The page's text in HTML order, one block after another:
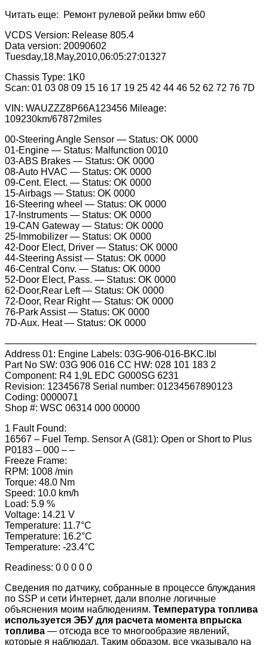
Читать еще: Ремонт рулевой рейки bmw e60
VCDS Version: Release 805.4
Data version: 20090602
Tuesday,18,May,2010,06:05:27:01327
Chassis Type: 1K0
Scan: 01 03 08 09 15 16 17 19 25 42 44 46 52 62 72 76 7D
VIN: WAUZZZ8P66A123456 Mileage:
109230km/67872miles
00-Steering Angle Sensor — Status: OK 0000
01-Engine — Status: Malfunction 0010
03-ABS Brakes — Status: OK 0000
08-Auto HVAC — Status: OK 0000
09-Cent. Elect. — Status: OK 0000
15-Airbags — Status: OK 0000
16-Steering wheel — Status: OK 0000
17-Instruments — Status: OK 0000
19-CAN Gateway — Status: OK 0000
25-Immobilizer — Status: OK 0000
42-Door Elect, Driver — Status: OK 0000
44-Steering Assist — Status: OK 0000
46-Central Conv. — Status: OK 0000
52-Door Elect, Pass. — Status: OK 0000
62-Door,Rear Left — Status: OK 0000
72-Door, Rear Right — Status: OK 0000
76-Park Assist — Status: OK 0000
7D-Aux. Heat — Status: OK 0000
——————————————————————————-
Address 01: Engine Labels: 03G-906-016-BKC.lbl
Part No SW: 03G 906 016 CC HW: 028 101 183 2
Component: R4 1,9L EDC G000SG 6231
Revision: 12345678 Serial number: 01234567890123
Coding: 0000071
Shop #: WSC 06314 000 00000
1 Fault Found:
16567 – Fuel Temp. Sensor A (G81): Open or Short to Plus
P0183 – 000 – –
Freeze Frame:
RPM: 1008 /min
Torque: 48.0 Nm
Speed: 10.0 km/h
Load: 5.9 %
Voltage: 14.21 V
Temperature: 11.7°C
Temperature: 16.2°C
Temperature: -23.4°C
Readiness: 0 0 0 0 0
Сведения по датчику, собранные в процессе блуждания
по SSP и сети Интернет, дали вполне логичные
объяснения моим наблюдениям. Температура топлива
используется ЭБУ для расчета момента впрыска
топлива — отсюда все то многообразие явлений,
которые я наблюдал. Таким образом, все указывало на